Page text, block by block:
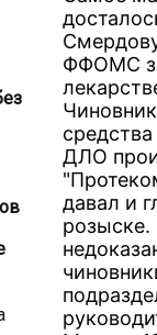
ФФОМС за
ДЛО
давал и
розыске.